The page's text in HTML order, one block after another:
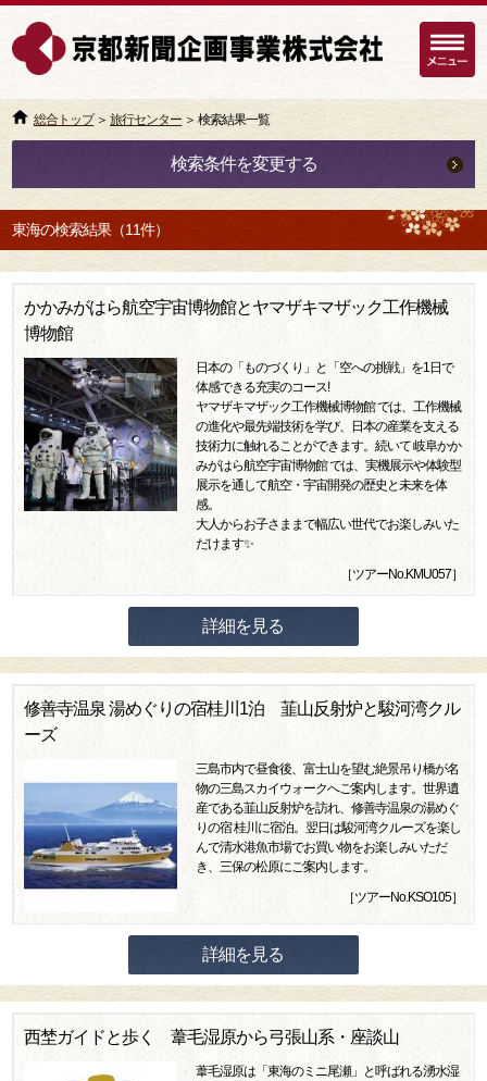
総合トップ＞旅行センター ＞ 検索結果一覧
検索条件を変更する
東海の検索結果（11件）
かかみがはら航空宇宙博物館とヤマザキマザック工作機械
博物館
日本の「ものづくり」と「空への挑戦」を1日で
体感できる充実のコース!
ヤマザキマザック工作機械博物館 では、工作機械
の進化や最先端技術を学び、日本の産業を支える
技術力に触れることができます。続いて 岐阜かか
みがはら航空宇宙博物館 では、実機展示や体験型
展示を通して航空・宇宙開発の歴史と未来を体
感。
大人からお子さままで幅広い世代でお楽しみいた
だけます✨
［ツアーNo.KMU057］
詳細を見る
修善寺温泉 湯めぐりの宿桂川1泊 韮山反射炉と駿河湾クル
ーズ
三島市内で昼食後、富士山を望む絶景吊り橋が名
物の三島スカイウォークへご案内します。世界遺
産である韮山反射炉を訪れ、修善寺温泉の湯めぐ
りの宿 桂川に宿泊。翌日は駿河湾クルーズを楽し
んで清水港魚市場でお買い物をお楽しみいただ
き、三保の松原にご案内します。
［ツアーNo.KSO105］
詳細を見る
西埜ガイドと歩く 葦毛湿原から弓張山系・座談山
葦毛湿原は「東海のミニ尾瀬」と呼ばれる湧水湿